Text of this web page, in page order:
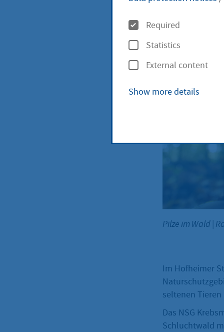
local
Pilze im Wald
Im Hofheimer
seltenen
Das NSG
Schluchtwald
O
p
t
i
o
Required
Statistics
External content
Show more details